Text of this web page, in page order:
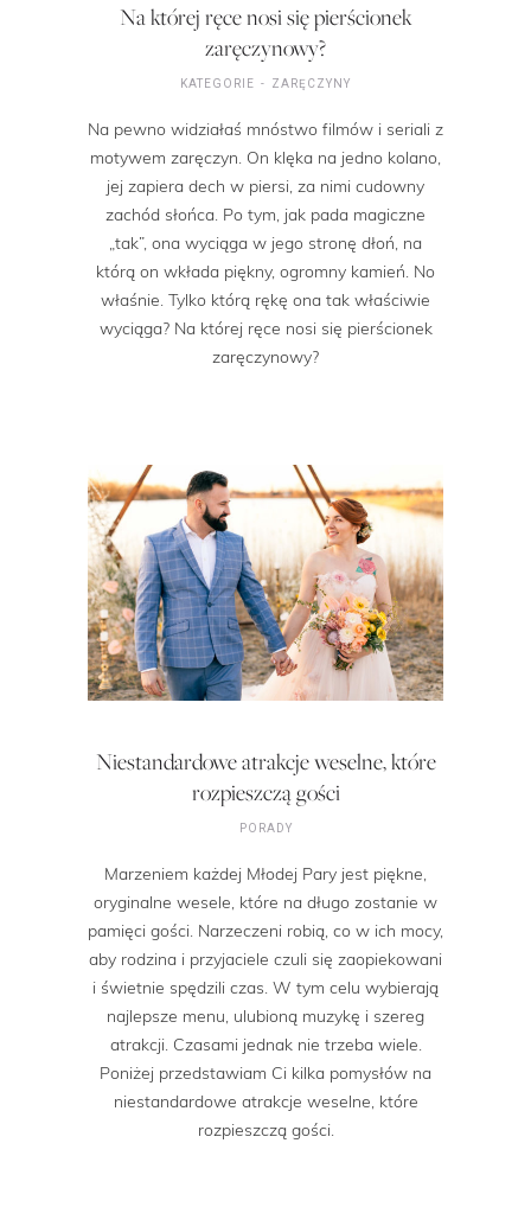
Na której ręce nosi się pierścionek
zaręczynowy?
KATEGORIE ZARĘCZYNY
Na pewno widziałaś mnóstwo filmów i seriali z
motywem zaręczyn. On klęka na jedno kolano,
jej zapiera dech w piersi, za nimi cudowny
zachód słońca. Po tym, jak pada magiczne
„tak”, ona wyciąga w jego stronę dłoń, na
którą on wkłada piękny, ogromny kamień. No
właśnie. Tylko którą rękę ona tak właściwie
wyciąga? Na której ręce nosi się pierścionek
zaręczynowy?
Niestandardowe atrakcje weselne, które
rozpieszczą gości
PORADY
Marzeniem każdej Młodej Pary jest piękne,
oryginalne wesele, które na długo zostanie w
pamięci gości. Narzeczeni robią, co w ich mocy,
aby rodzina i przyjaciele czuli się zaopiekowani
i świetnie spędzili czas. W tym celu wybierają
najlepsze menu, ulubioną muzykę i szereg
atrakcji. Czasami jednak nie trzeba wiele.
Poniżej przedstawiam Ci kilka pomysłów na
niestandardowe atrakcje weselne, które
rozpieszczą gości.